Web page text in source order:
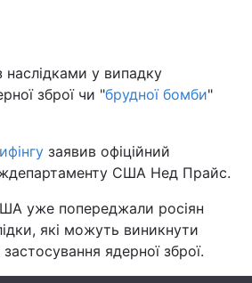
Політика
Наука
Лайт
Інциденти
наслідками у випадку
зброї чи "брудної бомби"
заявив офіційний
США Нед Прайс.
уже попереджали росіян
які можуть виникнути
застосування ядерної зброї.